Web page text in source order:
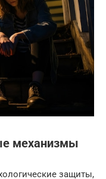
механизмы
защиты,